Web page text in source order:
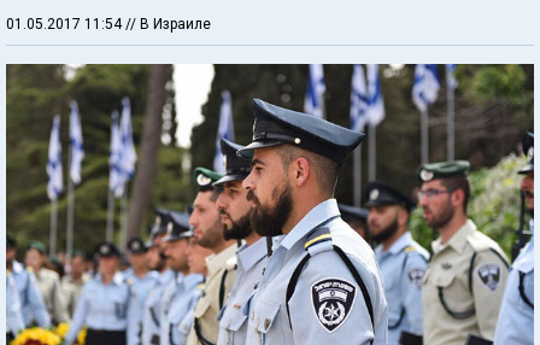
01.05.2017 11:54 // В Израиле